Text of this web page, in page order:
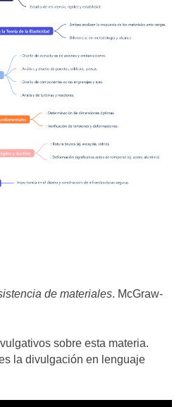
de materiales. McGraw-
sobre esta materia.
la divulgación en lenguaje